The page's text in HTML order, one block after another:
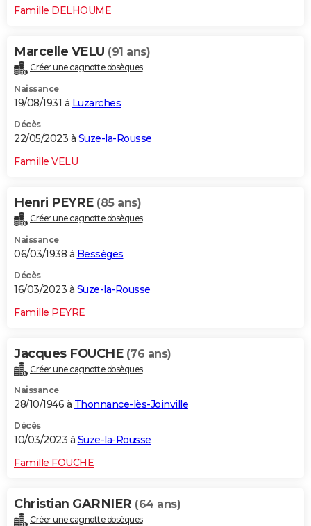
Famille DELHOUME
Marcelle VELU (91 ans)
Créer une cagnotte obsèques
Naissance
19/08/1931 à Luzarches
Décès
22/05/2023 à Suze-la-Rousse
Famille VELU
Henri PEYRE (85 ans)
Créer une cagnotte obsèques
Naissance
06/03/1938 à Bessèges
Décès
16/03/2023 à Suze-la-Rousse
Famille PEYRE
Jacques FOUCHE (76 ans)
Créer une cagnotte obsèques
Naissance
28/10/1946 à Thonnance-lès-Joinville
Décès
10/03/2023 à Suze-la-Rousse
Famille FOUCHE
Christian GARNIER (64 ans)
Créer une cagnotte obsèques